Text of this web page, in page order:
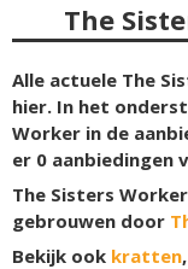
The
Alle actuele The
hier. In het
Worker in de
er 0 aanbiedingen
The Sisters
gebrouwen door
Bekijk ook kratten,